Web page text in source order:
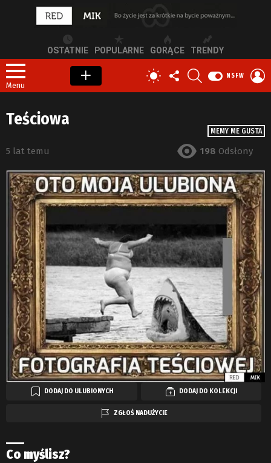
OSTATNIE POPULARNE GORĄCE TRENDY
Menu
PRZEŁĄCZ
SKÓRKĘ
OBSERWUJ
NAS
NSFW
MEMY ME GUSTA
Teściowa
5 lat temu 198 Odsłony
DODAJ DO ULUBIONYCH DODAJ DO KOLEKCJI
ZGŁOŚ NADUŻYCIE
Co myślisz?